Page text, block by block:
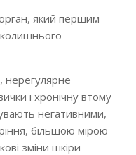
який першим
нерегулярне
і хронічну втому
негативними,
більшою мірою
зміни шкіри